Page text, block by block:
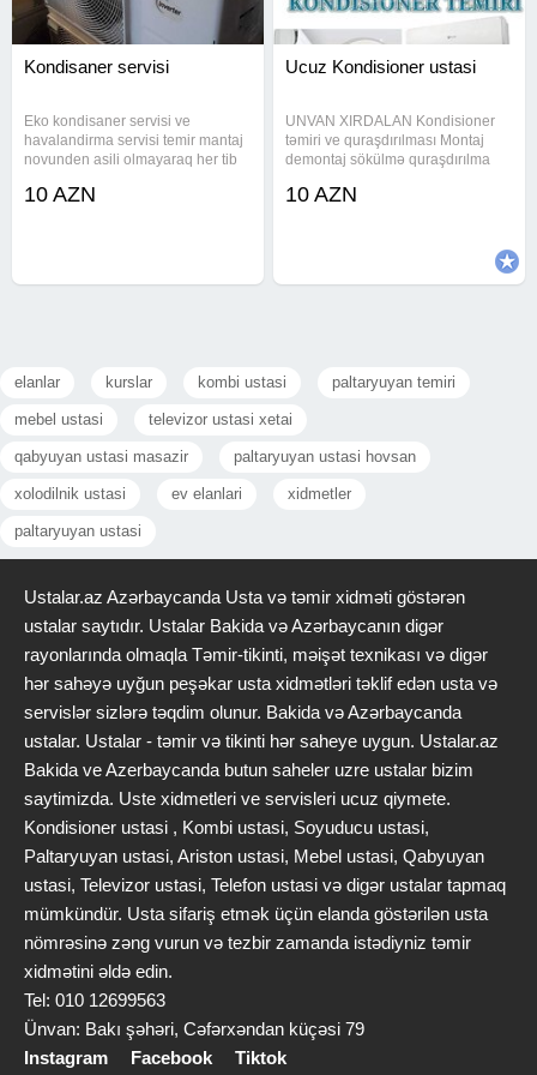
Kondisaner servisi
Eko kondisaner servisi ve
havalandirma servisi temir mantaj
novunden asili olmayaraq her tib
servisi
10 AZN
Ucuz Kondisioner ustasi
UNVAN XIRDALAN Kondisioner
təmiri ve quraşdırılması Montaj
demontaj sökülmə quraşdırılma
zəmanət veririk işimizin
10 AZN
elanlar kurslar kombi ustasi paltaryuyan temiri
mebel ustasi televizor ustasi xetai
qabyuyan ustasi masazir paltaryuyan ustasi hovsan
xolodilnik ustasi ev elanlari xidmetler
paltaryuyan ustasi
Ustalar.az Azərbaycanda Usta və təmir xidməti göstərən
ustalar saytıdır. Ustalar Bakida və Azərbaycanın digər
rayonlarında olmaqla Təmir-tikinti, məişət texnikası və digər
hər sahəyə uyğun peşəkar usta xidmətləri təklif edən usta və
servislər sizlərə təqdim olunur. Bakida və Azərbaycanda
ustalar. Ustalar - təmir və tikinti hər saheye uygun. Ustalar.az
Bakida ve Azerbaycanda butun saheler uzre ustalar bizim
saytimizda. Uste xidmetleri ve servisleri ucuz qiymete.
Kondisioner ustasi , Kombi ustasi, Soyuducu ustasi,
Paltaryuyan ustasi, Ariston ustasi, Mebel ustasi, Qabyuyan
ustasi, Televizor ustasi, Telefon ustasi və digər ustalar tapmaq
mümkündür. Usta sifariş etmək üçün elanda göstərilən usta
nömrəsinə zəng vurun və tezbir zamanda istədiyniz təmir
xidmətini əldə edin.
Tel: 010 12699563
Ünvan: Bakı şəhəri, Cəfərxəndan küçəsi 79
Instagram
Facebook Tiktok